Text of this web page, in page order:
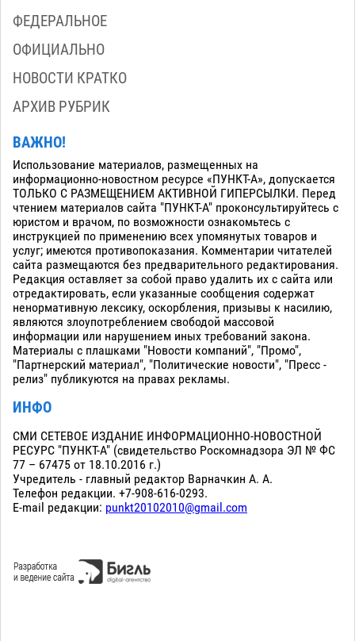
ФЕДЕРАЛЬНОЕ
ОФИЦИАЛЬНО
НОВОСТИ КРАТКО
АРХИВ РУБРИК
ВАЖНО!
Использование материалов, размещенных на
информационно-новостном ресурсе «ПУНКТ-А», допускается
ТОЛЬКО С РАЗМЕЩЕНИЕМ АКТИВНОЙ ГИПЕРСЫЛКИ. Перед
чтением материалов сайта "ПУНКТ-А" проконсультируйтесь с
юристом и врачом, по возможности ознакомьтесь с
инструкцией по применению всех упомянутых товаров и
услуг; имеются противопоказания. Комментарии читателей
сайта размещаются без предварительного редактирования.
Редакция оставляет за собой право удалить их с сайта или
отредактировать, если указанные сообщения содержат
ненормативную лексику, оскорбления, призывы к насилию,
являются злоупотреблением свободой массовой
информации или нарушением иных требований закона.
Материалы с плашками "Новости компаний", "Промо",
"Партнерский материал", "Политические новости", "Пресс -
релиз" публикуются на правах рекламы.
ИНФО
СМИ СЕТЕВОЕ ИЗДАНИЕ ИНФОРМАЦИОННО-НОВОСТНОЙ
РЕСУРС "ПУНКТ-А" (свидетельство Роскомнадзора ЭЛ № ФС
77 – 67475 от 18.10.2016 г.)
Учредитель - главный редактор Варначкин А. А.
Телефон редакции. +7-908-616-0293.
E-mail редакции: punkt20102010@gmail.com